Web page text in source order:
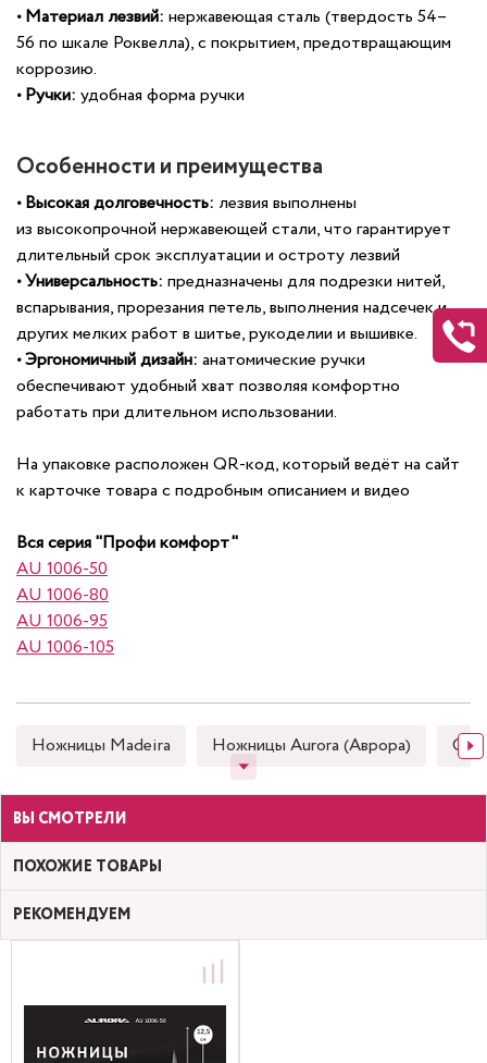
•Материал лезвий: нержавеющая сталь (твердость 54–
56 по шкале Роквелла), с покрытием, предотвращающим
коррозию.
•Ручки: удобная форма ручки
Особенности и преимущества
• Высокая долговечность: лезвия выполнены
из высокопрочной нержавеющей стали, что гарантирует
длительный срок эксплуатации и остроту лезвий
•Универсальность: предназначены для подрезки нитей,
вспарывания, прорезания петель, выполнения надсечек и
других мелких работ в шитье, рукоделии и вышивке.
• Эргономичный дизайн: анатомические ручки
обеспечивают удобный хват позволяя комфортно
работать при длительном использовании.
На упаковке расположен QR-код, который ведёт на сайт
к карточке товара с подробным описанием и видео
Вся серия "Профи комфорт"
AU 1006-50
AU 1006-80
AU 1006-95
AU 1006-105
Ножницы Madeira Ножницы Aurora (Аврора)
ВЫ СМОТРЕЛИ
ПОХОЖИЕ ТОВАРЫ
РЕКОМЕНДУЕМ